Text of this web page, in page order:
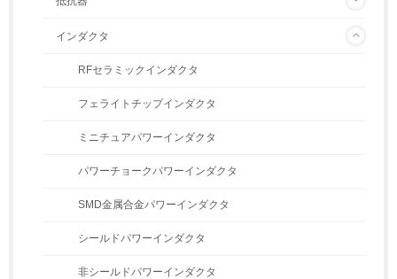
インダクタ
RFセラミックインダクタ
フェライトチップインダクタ
ミニチュアパワーインダクタ
パワーチョークパワーインダクタ
SMD金属合金パワーインダクタ
シールドパワーインダクタ
非シールドパワーインダクタ